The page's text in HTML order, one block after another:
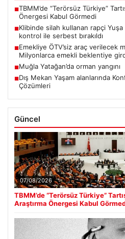
■TBMM’de “Terörsüz Türkiye”
Önergesi Kabul Görmedi
■Klibinde silah kullanan rapçi
kontrol ile serbest bırakıldı
■Emekliye ÖTV’siz araç verilecek
Milyonlarca emekli beklentiye
■Muğla Yatağan’da orman yangını
■Dış Mekan Yaşam alanlarında
Çözümleri
Güncel
07/08/2026
TBMM’de “Terörsüz Türkiye”
Araştırma Önergesi Kabul